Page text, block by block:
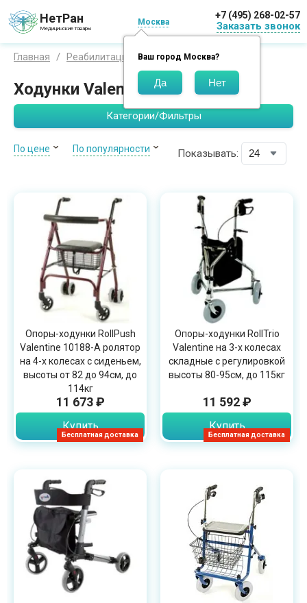
НетРан
Медицинские товары
Москва
Ваш город Москва?
+7 (495) 268-02-57
Заказать звонок
Главная Реабилитация Ходунки Valentine
Ходунки Valentine
Категории/Фильтры
По цене По популярности Показывать:
Бесплатная доставка
Опоры-ходунки RollPush
Valentine 10188-A ролятор
на 4-х колесах с сиденьем,
высоты от 82 до 94см, до
114кг
11 673 ₽
Купить
Бесплатная доставка
Опоры-ходунки RollTrio
Valentine на 3-х колесах
складные с регулировкой
высоты 80-95см, до 115кг
11 592 ₽
Купить